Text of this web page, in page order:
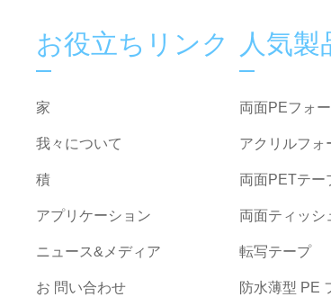
お役立ちリンク
家
我々について
積
アプリケーション
ニュース&メディア
お 問い合わせ
人気製
両面PEフォ
アクリルフォ
両面PETテー
両面ティッシ
転写テープ
防水薄型 PE